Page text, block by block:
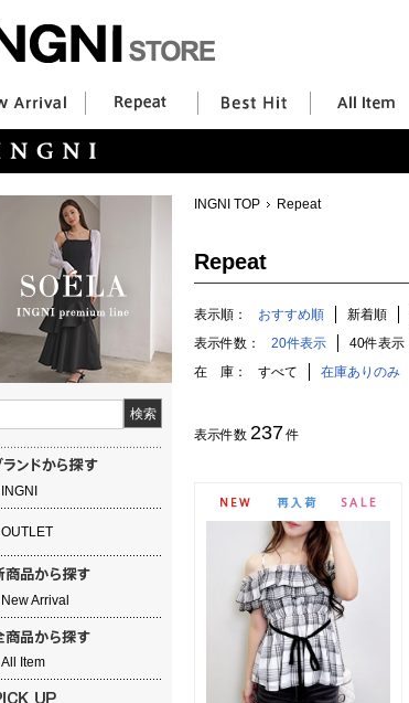
INGNI
OUTLET
New Arrival
All Item
INGNI TOP Repeat
Repeat
表示順： おすすめ順 新着順
表示件数：
20件表示 40件表示
在 庫：
すべて 在庫ありのみ
表示件数 237 件